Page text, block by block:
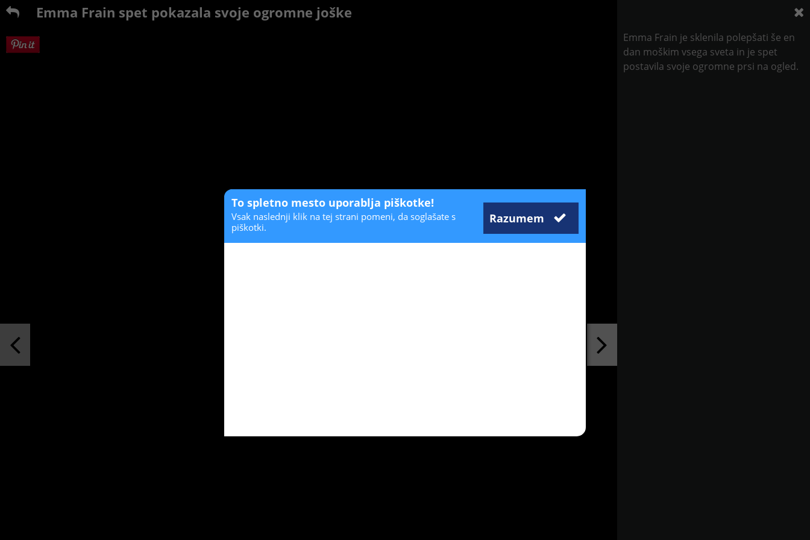
Emma Frain spet pokazala svoje ogromne joške
Emma Frain je sklenila polepšati še en
dan moškim vsega sveta in je spet
postavila svoje ogromne prsi na ogled.
To spletno mesto uporablja piškotke!
Razumem
Vsak naslednji klik na tej strani pomeni, da soglašate s
piškotki.